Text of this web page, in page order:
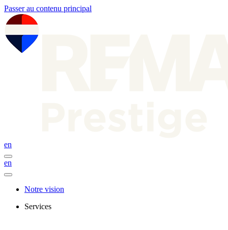
Passer au contenu principal
en
en
Notre vision
Services